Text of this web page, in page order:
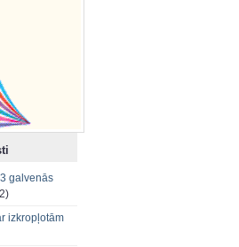
galvenās
izkropļotām